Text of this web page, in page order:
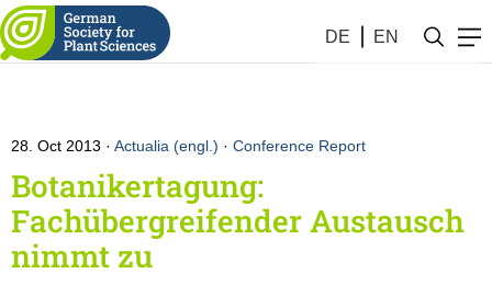
DE EN
28. Oct 2013 Actualia (engl.) · Conference Report
Botanikertagung:
Fachübergreifender Austausch
nimmt zu